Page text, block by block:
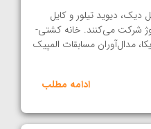
دیک، دیوید تیلور و کایل
در مسابقات جهانی 2021 نروژ شرکت می‌کنند. خانه کشتی-
مدال‌آوران مسابقات المپیک
ادامه مطلب